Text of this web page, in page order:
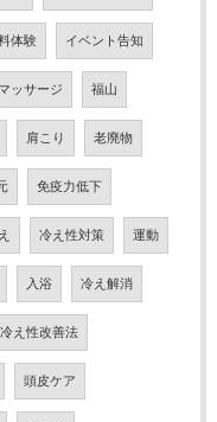
体験 イベント告知
マッサージ 福山
肩こり 老廃物
免疫力低下
冷え性対策 運動
入浴 冷え解消
冷え性改善法
頭皮ケア